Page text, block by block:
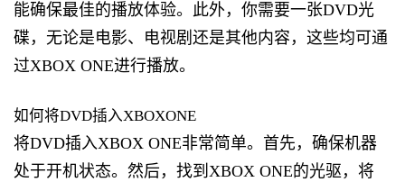
能确保最佳的播放体验。此外，你需要一张DVD光
碟，无论是电影、电视剧还是其他内容，这些均可通
过XBOX ONE进行播放。
如何将DVD插入XBOXONE
将DVD插入XBOX ONE非常简单。首先，确保机器
处于开机状态。然后，找到XBOX ONE的光驱，将